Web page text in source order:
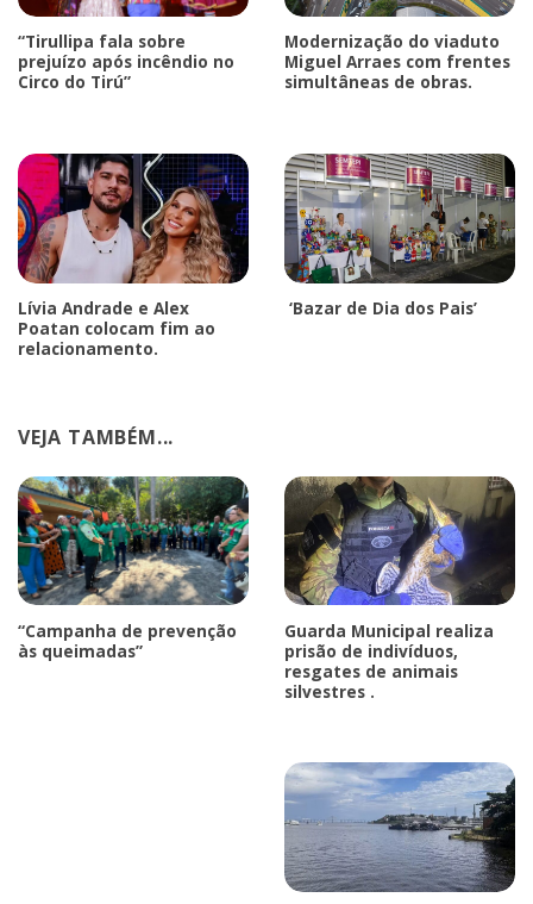
“Tirullipa fala sobre
prejuízo após incêndio no
Circo do Tirú”
Modernização do viaduto
Miguel Arraes com frentes
simultâneas de obras.
Lívia Andrade e Alex
Poatan colocam fim ao
relacionamento.
‘Bazar de Dia dos Pais’
VEJA TAMBÉM...
“Campanha de prevenção
às queimadas”
Guarda Municipal realiza
prisão de indivíduos,
resgates de animais
silvestres .